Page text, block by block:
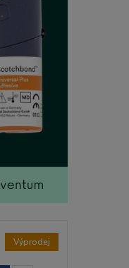
Výprodej